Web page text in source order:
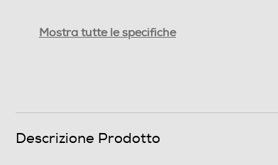
Dimensioni - Peso
Clicca qui
Mostra tutte le specifiche
Descrizione Prodotto